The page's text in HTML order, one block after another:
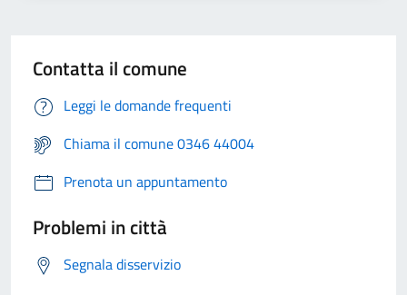
Contatta il comune
Leggi le domande frequenti
Chiama il comune 0346 44004
Prenota un appuntamento
Problemi in città
Segnala disservizio